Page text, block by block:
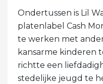
Ondertussen is Lil
platenlabel Cash
te werken met
kansarme kinderen
richtte een
stedelijke jeugd te